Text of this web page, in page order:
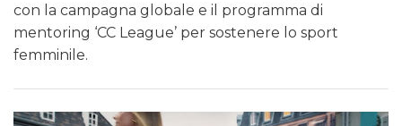
con la campagna globale e il programma di
mentoring ‘CC League’ per sostenere lo sport
femminile.